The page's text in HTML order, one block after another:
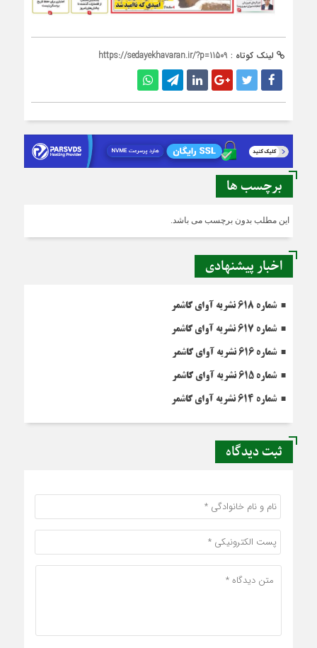
لینک کوتاه : https://sedayekhavaran.ir/?p=11509
برچسب ها
این مطلب بدون برچسب می باشد.
اخبار پیشنهادی
شماره 618 نشریه آوای کاشمر
شماره 617 نشریه آوای کاشمر
شماره 616 نشریه آوای کاشمر
شماره 615 نشریه آوای کاشمر
شماره 614 نشریه آوای کاشمر
ثبت دیدگاه